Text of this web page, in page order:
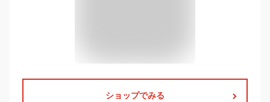
ショップでみる